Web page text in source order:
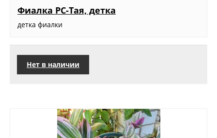
Фиалка РС-Тая, детка
детка фиалки
Нет в наличии